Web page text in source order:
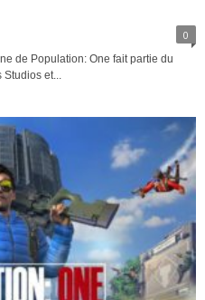
0
de Population: One fait partie du
Studios et...